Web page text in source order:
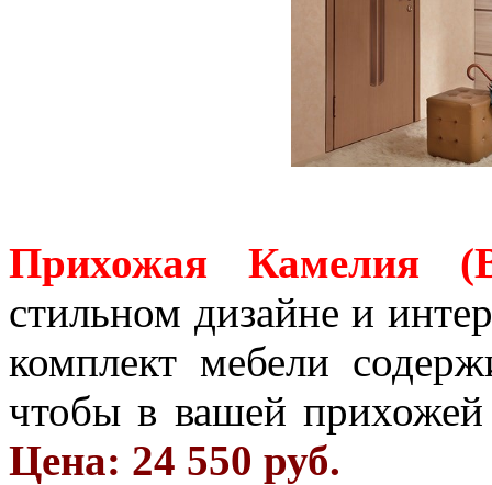
Прихожая Камелия
стильном дизайне и
комплект мебели
чтобы в вашей
Цена: 24 550 руб.